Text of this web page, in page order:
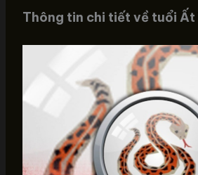
Thông tin chi tiết về tuổi Ất